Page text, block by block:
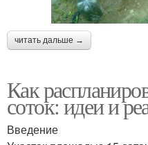
читать дальше →
Как
соток: идеи и
Введение